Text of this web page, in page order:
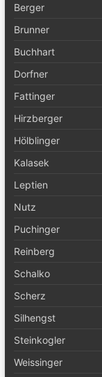
Berger
Brunner
Buchhart
Dorfner
Fattinger
Hirzberger
Hölblinger
Kalasek
Leptien
Nutz
Puchinger
Reinberg
Schalko
Scherz
Silhengst
Steinkogler
Weissinger